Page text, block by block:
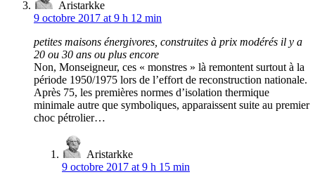
Aristarkke
9 octobre 2017 at 9 h 12 min
petites maisons énergivores, construites à prix modérés il y a
20 ou 30 ans ou plus encore
Non, Monseigneur, ces « monstres » là remontent surtout à la
période 1950/1975 lors de l’effort de reconstruction nationale.
Après 75, les premières normes d’isolation thermique
minimale autre que symboliques, apparaissent suite au premier
choc pétrolier…
Aristarkke
9 octobre 2017 at 9 h 15 min